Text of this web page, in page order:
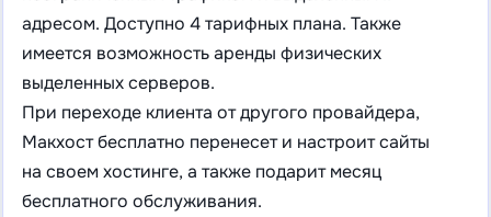
адресом. Доступно 4 тарифных плана. Также
имеется возможность аренды физических
выделенных серверов.
При переходе клиента от другого провайдера,
Макхост бесплатно перенесет и настроит сайты
на своем хостинге, а также подарит месяц
бесплатного обслуживания.